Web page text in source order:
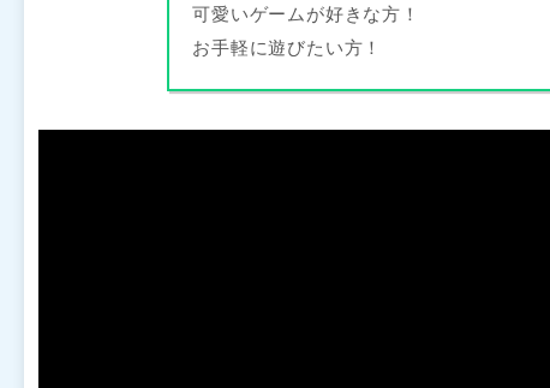
可愛いゲームが好きな方！
お手軽に遊びたい方！